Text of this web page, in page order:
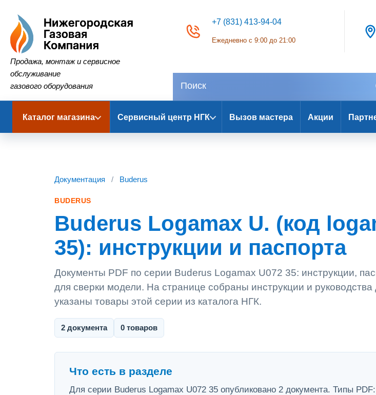
Нижегородская Газовая Компания
Продажа, монтаж и сервисное
обслуживание
газового оборудования
+7 (831) 413-94-04
Ежедневно с 9:00 до 21:00
Каталог магазина Сервисный центр НГК Вызов мастера Акции
Документация / Buderus
BUDERUS
Buderus Logamax U. (код
35): инструкции и паспорта
Документы PDF по серии Buderus Logamax U072 35: инструкции,
для сверки модели. На странице собраны инструкции и
указаны товары этой серии из каталога НГК.
2 документа 0 товаров
Что есть в разделе
Для серии Buderus Logamax U072 35 опубликовано 2 документа. Типы